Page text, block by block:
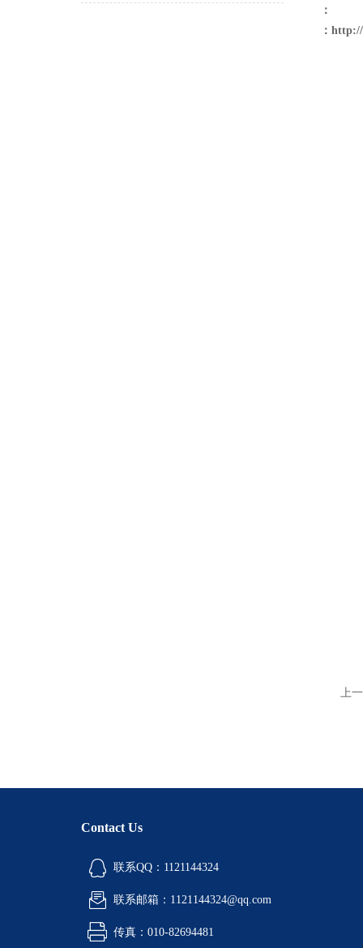
：
： http://
上
Contact Us
联系QQ：1121144324
联系邮箱：1121144324@qq.com
传真：010-82694481